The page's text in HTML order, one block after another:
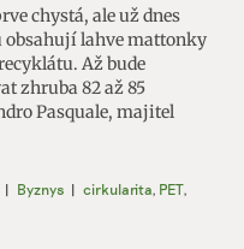
chystá, ale už dnes
obsahují lahve mattonky
Až bude
zhruba 82 až 85
Pasquale, majitel
| Byznys | cirkularita, PET,